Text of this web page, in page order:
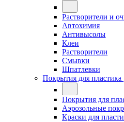
Растворители и
Автохимия
Антивысолы
Клеи
Растворители
Смывки
Шпатлевки
Покрытия для пластика
Покрытия для
Аэрозольные
Краски для